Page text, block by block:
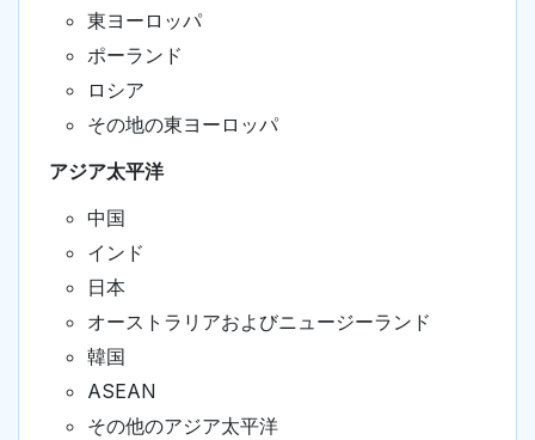
東ヨーロッパ
ポーランド
ロシア
その地の東ヨーロッパ
アジア太平洋
中国
インド
日本
オーストラリアおよびニュージーランド
韓国
ASEAN
その他のアジア太平洋